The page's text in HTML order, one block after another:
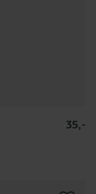
35,-